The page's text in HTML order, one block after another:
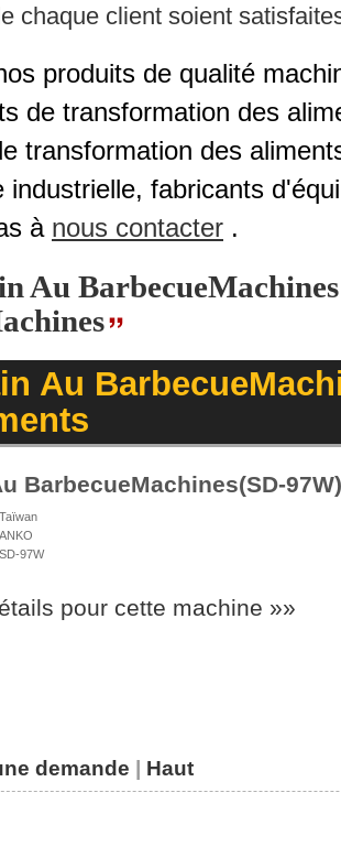
chaque client soient
produits de qualité
de transformation des
transformation des
industrielle, fabricants
à nous contacter .
Au
Au
BarbecueMachines(SD-97W)
Taïwan
ANKO
SD-97W
pour cette machine »»
demande | Haut